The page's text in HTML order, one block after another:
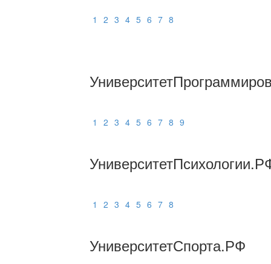
1 2 3 4 5 6 7 8
1 2 3 4 5 6 7 8 9
1 2 3 4 5 6 7 8
УниверситетСпорта.РФ